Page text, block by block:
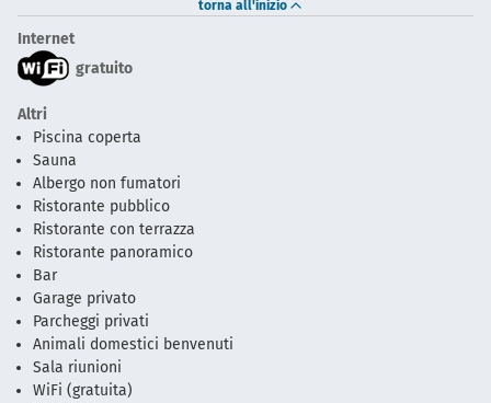
torna all'inizio
Internet
gratuito
Altri
Piscina coperta
Sauna
Albergo non fumatori
Ristorante pubblico
Ristorante con terrazza
Ristorante panoramico
Bar
Garage privato
Parcheggi privati
Animali domestici benvenuti
Sala riunioni
WiFi (gratuita)